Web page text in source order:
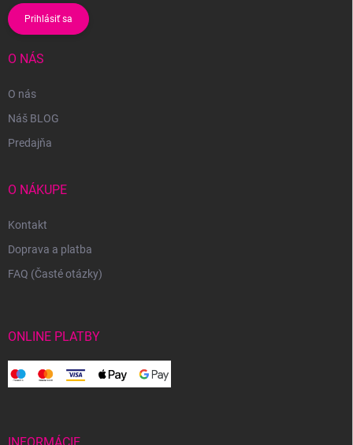
Prihlásiť sa
O NÁS
O nás
Náš BLOG
Predajňa
O NÁKUPE
Kontakt
Doprava a platba
FAQ (Časté otázky)
ONLINE PLATBY